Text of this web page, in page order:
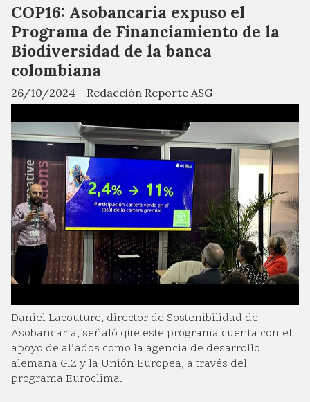
COP16: Asobancaria expuso el
Programa de Financiamiento de la
Biodiversidad de la banca
colombiana
Redacción Reporte ASG
26/10/2024
Daniel Lacouture, director de Sostenibilidad de
Asobancaria, señaló que este programa cuenta con el
apoyo de aliados como la agencia de desarrollo
alemana GIZ y la Unión Europea, a través del
programa Euroclima.